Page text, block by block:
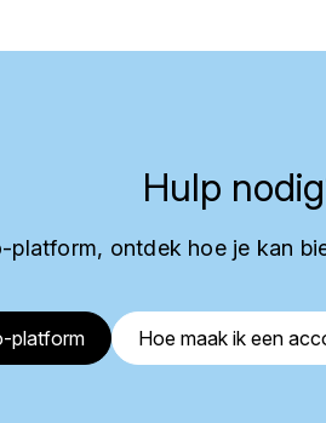
Hulp
platform, ontdek hoe je kan
platform Hoe maak ik een